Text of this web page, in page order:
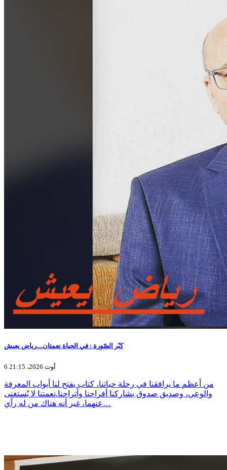
كبّر الصّورة : في الحياة نعمتان....رياض يعيش
6 أوت 2026، 21:15
من أعظم ما يرافقنا في رحلة حياتنا، كتاب يفتح لنا أبواب المعرفة
والوعي، وصديق صدوق يشاركنا أفراحنا وأتراحنا.نعمتنا لا يٌستغنى
عنهما، غير أنه هناك من له رأي…